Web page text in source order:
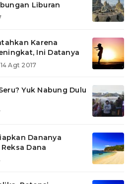
Liburan
Karena
Ini Datanya
14 Agt 2017
Yuk Nabung Dulu
Dananya
Dana